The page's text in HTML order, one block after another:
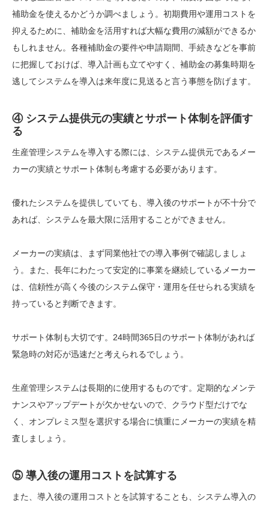
補助金を使えるかどうか調べましょう。初期費用や運用コストを
抑えるために、補助金を活用すれば大幅な費用の減額ができるか
もしれません。各種補助金の要件や申請期間、手続きなどを事前
に把握しておけば、導入計画も立てやすく、補助金の募集時期を
逃してシステムを導入は来年度に見送ると言う事態を防げます。
④ システム提供元の実績とサポート体制を評価す
る
生産管理システムを導入する際には、システム提供元であるメー
カーの実績とサポート体制も考慮する必要があります。
優れたシステムを提供していても、導入後のサポートが不十分で
あれば、システムを最大限に活用することができません。
メーカーの実績は、まず同業他社での導入事例で確認しましょ
う。また、長年にわたって安定的に事業を継続しているメーカー
は、信頼性が高く今後のシステム保守・運用を任せられる実績を
持っていると判断できます。
サポート体制も大切です。24時間365日のサポート体制があれば
緊急時の対応が迅速だと考えられるでしょう。
生産管理システムは長期的に使用するものです。定期的なメンテ
ナンスやアップデートが欠かせないので、クラウド型だけでな
く、オンプレミス型を選択する場合に慎重にメーカーの実績を精
査しましょう。
⑤ 導入後の運用コストを試算する
また、導入後の運用コストとを試算することも、システム導入の